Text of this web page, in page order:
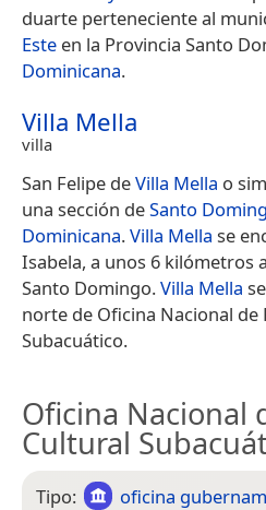
duarte perteneciente al
Este en la Provincia Santo
Dominicana.
Villa Mella
villa
San Felipe deVilla Mella o
una sección deSanto
Dominicana.Villa Mella se
Isabela, a unos 6 kilómetros
Santo Domingo.Villa Mella
norte de Oficina Nacional
Subacuático.
Oficina Nacional
Cultural
Tipo:
oficina